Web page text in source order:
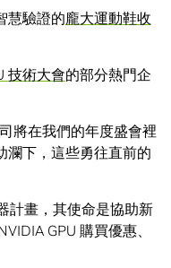
慧驗證的龐大運動鞋收
技術大會的部分熱門企
將在我們的年度盛會裡
瀾下，這些勇往直前的
計畫，其使命是協助新
GPU 購買優惠、